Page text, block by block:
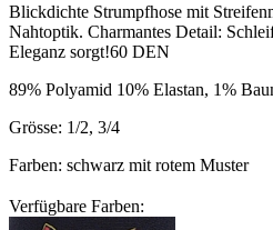
Blickdichte Strumpfhose mit
Nahtoptik. Charmantes Detail:
Eleganz sorgt!60 DEN
89% Polyamid 10% Elastan, 1%
Grösse: 1/2, 3/4
Farben: schwarz mit rotem Muster
Verfügbare Farben: